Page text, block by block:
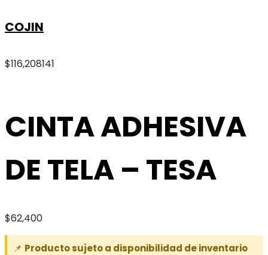
COJIN
$116,208141
CINTA ADHESIVA
DE TELA – TESA
$62,400
📌 Producto sujeto a disponibilidad de inventario